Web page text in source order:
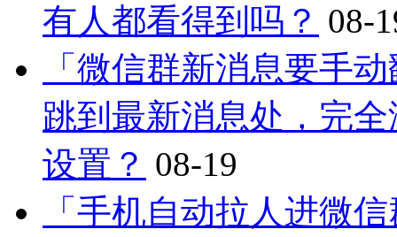
有人都看得到吗？ 08-
「微信群新消息要手
跳到最新消息处，完
设置？ 08-19
「手机自动拉人进微